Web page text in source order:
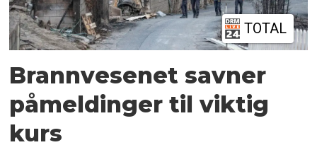
TOTAL
Brannvesenet savner
påmeldinger til viktig
kurs